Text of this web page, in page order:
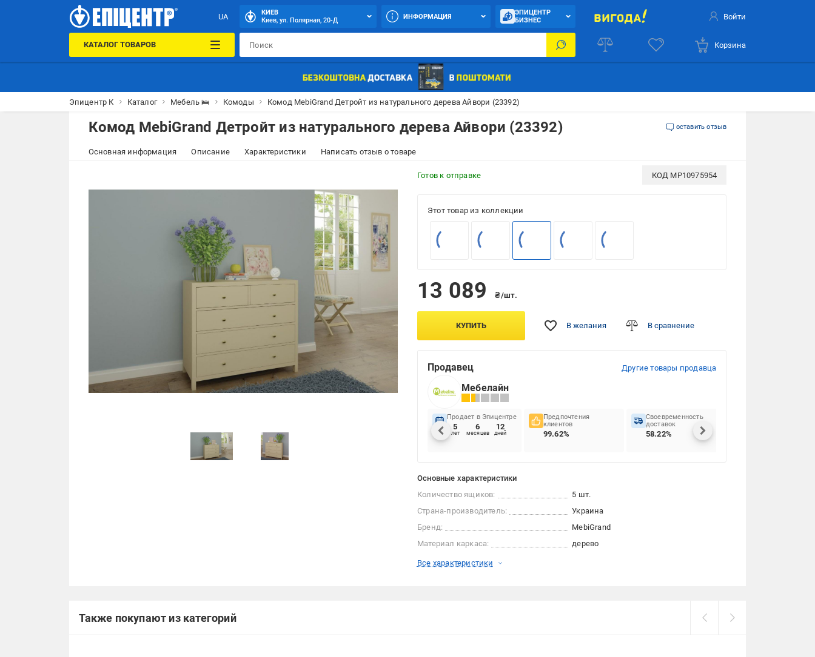
UA
КИЕВ
Киев, ул. Полярная, 20-Д
ИНФОРМАЦИЯ
ЭПИЦЕНТР
БИЗНЕС
Войти
КАТАЛОГ ТОВАРОВ Корзина
Эпицентр К Каталог Мебель 🛌 Комоды Комод MebiGrand Детройт из натурального дерева Айвори (23392)
Комод MebiGrand Детройт из натурального дерева Айвори (23392) оставить отзыв
Основная информация Описание Характеристики Написать отзыв о товаре
Готов к отправке КОД MP10975954
Этот товар из коллекции
13 089 ₴/шт.
КУПИТЬ В желания В сравнение
Продавец Другие товары продавца
Мебелайн
Продает в Эпицентре
5
лет
6
месяцев
12
дней
Предпочтения
клиентов
99.62%
Своевременность
доставок
58.22%
Основные характеристики
Количество ящиков:
5 шт.
Страна-производитель:
Украина
Бренд:
MebiGrand
Материал каркаса:
дерево
Все характеристики
Также покупают из категорий